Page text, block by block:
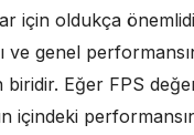
için oldukça
ve genel
Eğer FPS
içindeki